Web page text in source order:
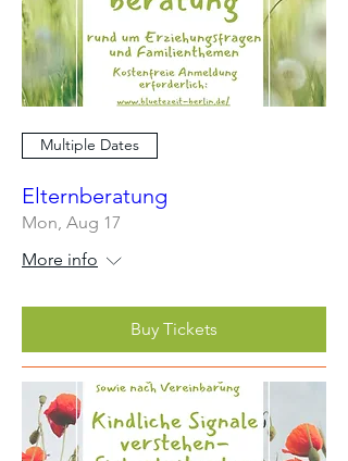
Multiple Dates
Elternberatung
Mon, Aug 17
More info
Buy Tickets